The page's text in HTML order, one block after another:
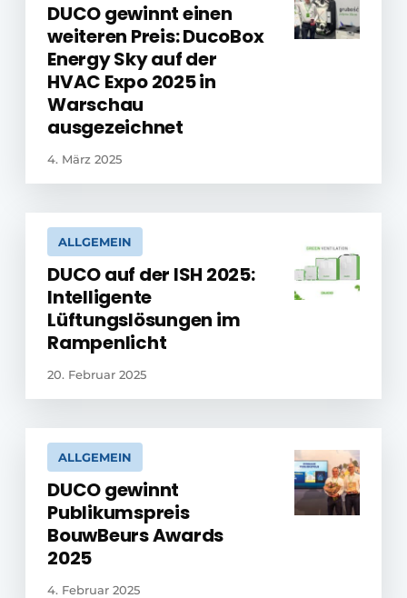
DUCO gewinnt einen
weiteren Preis: DucoBox
Energy Sky auf der
HVAC Expo 2025 in
Warschau
ausgezeichnet
4. März 2025
ALLGEMEIN
DUCO auf der ISH 2025:
Intelligente
Lüftungslösungen im
Rampenlicht
20. Februar 2025
ALLGEMEIN
DUCO gewinnt
Publikumspreis
BouwBeurs Awards
2025
4. Februar 2025